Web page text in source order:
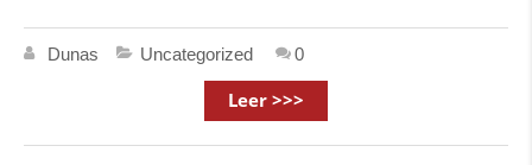
Dunas Uncategorized 0
Leer >>>